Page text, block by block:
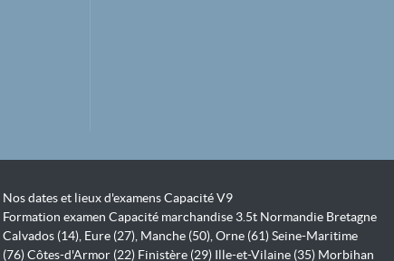
Nos dates et lieux d'examens Capacité V9
Formation examen Capacité marchandise 3.5t Normandie Bretagne
Calvados (14), Eure (27), Manche (50), Orne (61) Seine-Maritime
(76) Côtes-d'Armor (22) Finistère (29) Ille-et-Vilaine (35) Morbihan